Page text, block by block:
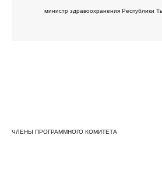
министр здравоохранения Республики
ЧЛЕНЫ ПРОГРАММНОГО КОМИТЕТА